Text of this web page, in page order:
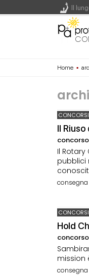
Home ▪
CONCORSI
Il
Il
pubblici
consegna
CONCORSI
Hold
mission
consegna
Il
Il
Un